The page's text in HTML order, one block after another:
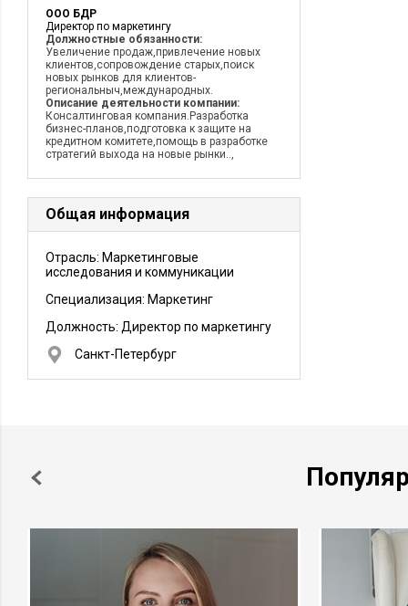
ООО БДР
Директор по маркетингу
Должностные обязанности:
Увеличение продаж,привлечение новых
клиентов,сопровождение старых,поиск
новых рынков для клиентов-
региональныч,международных.
Описание деятельности компании:
Консалтинговая компания.Разработка
бизнес-планов,подготовка к защите на
кредитном комитете,помощь в разработке
стратегий выхода на новые рынки..,
Общая информация
Отрасль: Маркетинговые
исследования и коммуникации
Специализация: Маркетинг
Должность: Директор по маркетингу
Санкт-Петербург